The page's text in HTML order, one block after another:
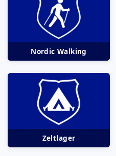
Nordic Walking
Zeltlager